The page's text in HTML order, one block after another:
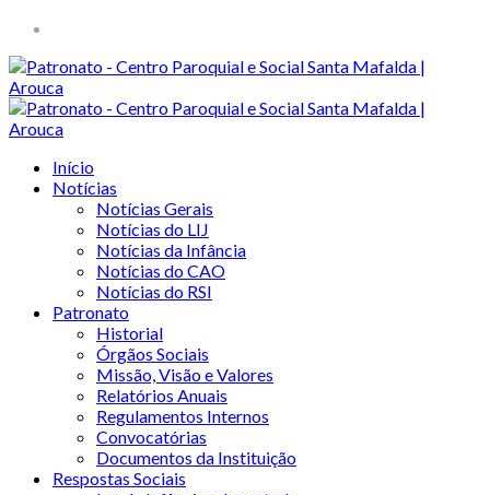
Início
Notícias
Notícias Gerais
Notícias do LIJ
Notícias da Infância
Notícias do CAO
Notícias do RSI
Patronato
Historial
Órgãos Sociais
Missão, Visão e Valores
Relatórios Anuais
Regulamentos Internos
Convocatórias
Documentos da Instituição
Respostas Sociais